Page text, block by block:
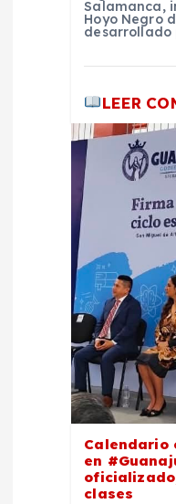
Salamanca,
Hoyo Negro
desarrollado
LEER
Calendario
en
clases